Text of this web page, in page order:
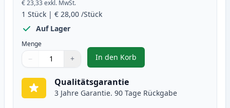
€ 23,33exkl. MwSt.
1 Stück | € 28,00 /Stück
Auf Lager
Menge
Verwenden Sie die Tasten, um anzupassen
− +
1
In den Korb
, Canon PG-545XL schwarz XL
Qualitätsgarantie
3 Jahre Garantie. 90 Tage Rückgabe